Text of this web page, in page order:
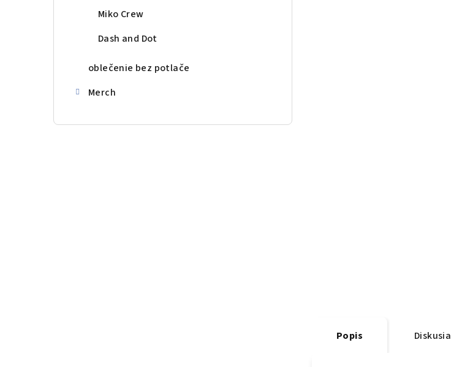
Miko Crew
Dash and Dot
oblečenie bez potlače
Merch
Popis Diskusia